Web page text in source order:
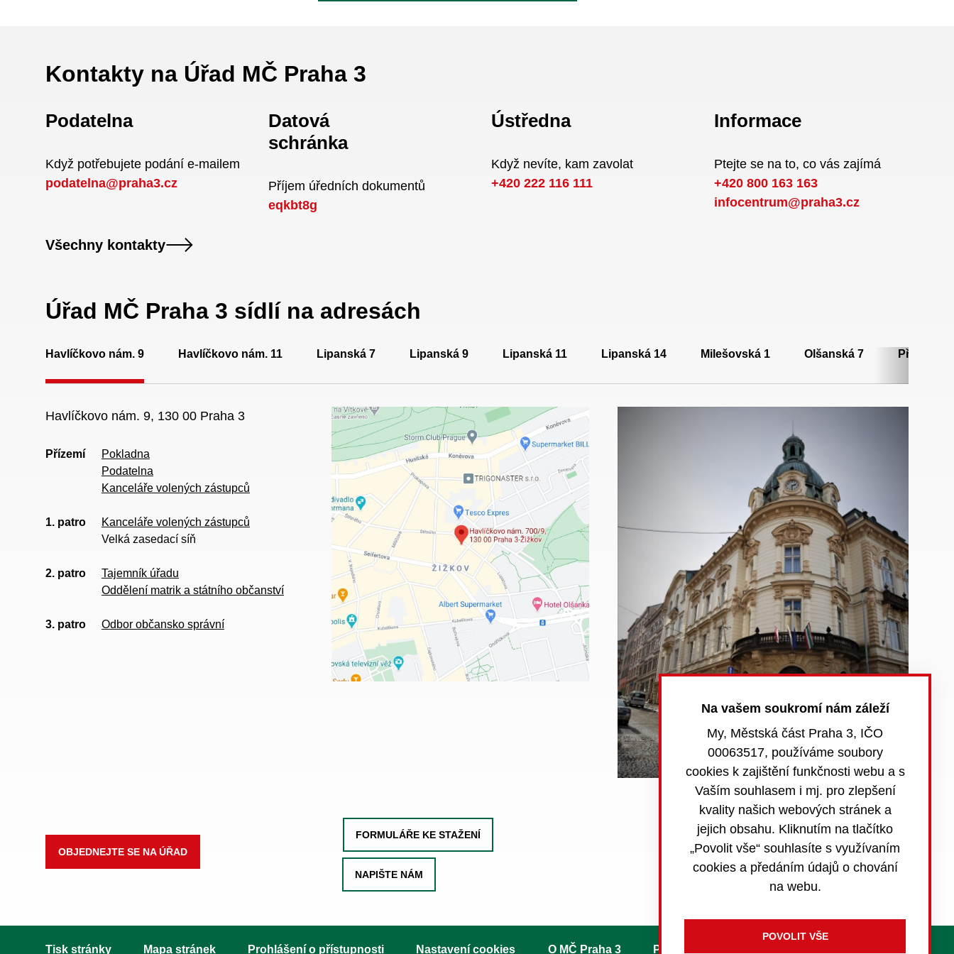
Na vašem soukromí nám záleží
My, Městská část Praha 3, IČO
00063517, používáme soubory
cookies k zajištění funkčnosti webu a s
Vaším souhlasem i mj. pro zlepšení
kvality našich webových stránek a
jejich obsahu. Kliknutím na tlačítko
„Povolit vše“ souhlasíte s využívaním
cookies a předáním údajů o chování
na webu.
Kontakty na Úřad MČ Praha 3
Podatelna
Když potřebujete podání e-mailem
podatelna@praha3.cz
Datová
schránka
Příjem úředních dokumentů
eqkbt8g
Ústředna
Když nevíte, kam zavolat
+420 222 116 111
Informace
Ptejte se na to, co vás zajímá
+420 800 163 163
infocentrum@praha3.cz
Všechny kontakty
Úřad MČ Praha 3 sídlí na adresách
Havlíčkovo nám. 9 Havlíčkovo nám. 11 Lipanská 7 Lipanská 9 Lipanská 11 Lipanská 14 Milešovská 1 Olšanská 7
Havlíčkovo nám. 9, 130 00 Praha 3
Přízemí
Pokladna
Podatelna
Kanceláře volených zástupců
1. patro
Kanceláře volených zástupců
Velká zasedací síň
2. patro
Tajemník úřadu
Oddělení matrik a státního občanství
3. patro Odbor občansko správní
OBJEDNEJTE SE NA ÚŘAD
FORMULÁŘE KE STAŽENÍ
NAPIŠTE NÁM
Povinně zveřejňované informace
Tisk stránky Mapa stránek Prohlášení o přístupnosti Nastavení cookies O MČ Praha 3 Pro média